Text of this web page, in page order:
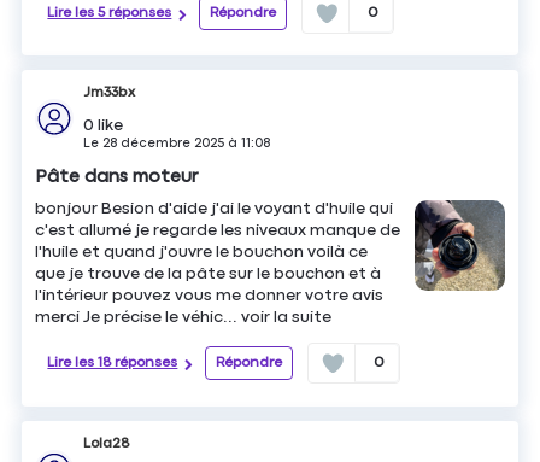
Lire les 5 réponses Répondre 0
Jm33bx
0 like
Le 28 décembre 2025 à11:08
Pâte dans moteur
bonjour Besion d'aide j'ai le voyant d'huile qui
c'est allumé je regarde les niveaux manque de
l'huile et quand j'ouvre le bouchon voilà ce
que je trouve de la pâte sur le bouchon et à
l'intérieur pouvez vous me donner votre avis
merci Je précise le véhic...voir la suite
Lire les 18 réponses Répondre 0
Lola28